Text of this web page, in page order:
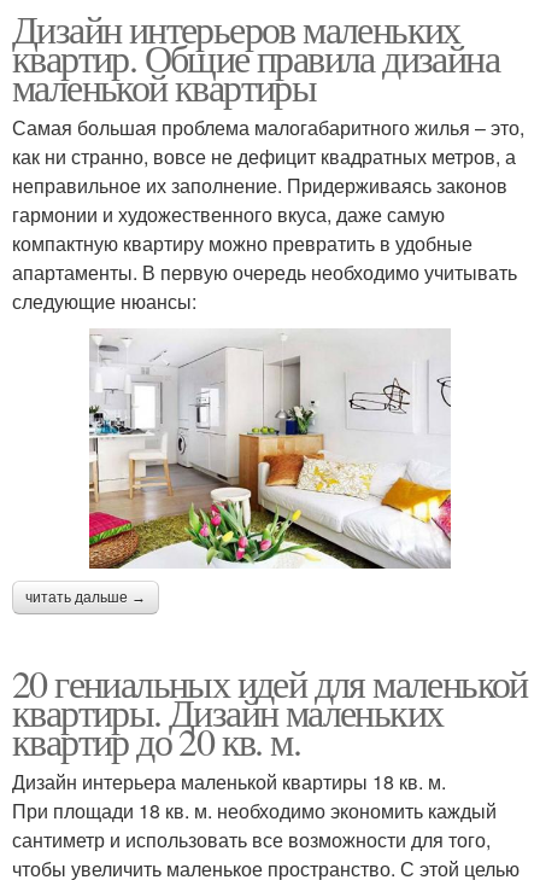
Дизайн интерьеров маленьких
квартир. Общие правила дизайна
маленькой квартиры
Самая большая проблема малогабаритного жилья – это,
как ни странно, вовсе не дефицит квадратных метров, а
неправильное их заполнение. Придерживаясь законов
гармонии и художественного вкуса, даже самую
компактную квартиру можно превратить в удобные
апартаменты. В первую очередь необходимо учитывать
следующие нюансы:
читать дальше →
20 гениальных идей для маленькой
квартиры. Дизайн маленьких
квартир до 20 кв. м.
Дизайн интерьера маленькой квартиры 18 кв. м.
При площади 18 кв. м. необходимо экономить каждый
сантиметр и использовать все возможности для того,
чтобы увеличить маленькое пространство. С этой целью